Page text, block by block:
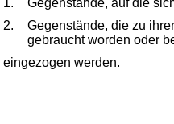
1.
Gegenstände, auf die
2.
Gegenstände, die zu
gebraucht worden oder
eingezogen werden.